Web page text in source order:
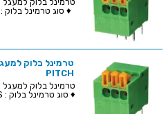
♦ סוג טרמינל בלוק : RIGHT ANGLE SC...
PITCH
♦ סוג טרמינל בלוק : RIGHT ANGLE SCREWLESS ...